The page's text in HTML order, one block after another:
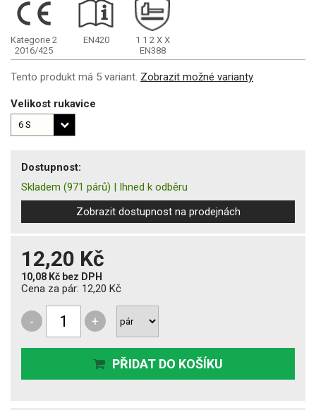
Kategorie 2
2016/425
EN420 1 1 2 X X
EN388
Tento produkt má 5 variant. Zobrazit možné varianty
Velikost rukavice
Dostupnost:
Skladem (971 párů) | Ihned k odběru
Zobrazit dostupnost na prodejnách
12,20 Kč
10,08 Kč bez DPH
Cena za pár: 12,20 Kč
- +
PŘIDAT DO KOŠÍKU